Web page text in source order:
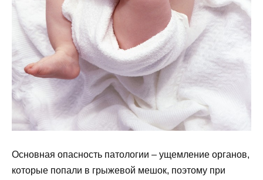
Основная опасность патологии – ущемление органов,
которые попали в грыжевой мешок, поэтому при